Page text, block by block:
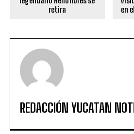
retira
en
REDACCIÓN YUCATAN